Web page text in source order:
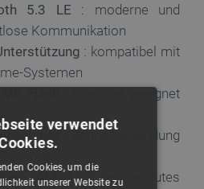
5.3 LE : moderne und
Kommunikation
: kompatibel mit
Systemen
Flash
: Speicher geeignet
: Schnellverbindung
Akkus: eingebautes
verwendet
Cookies, um die
unserer Website zu